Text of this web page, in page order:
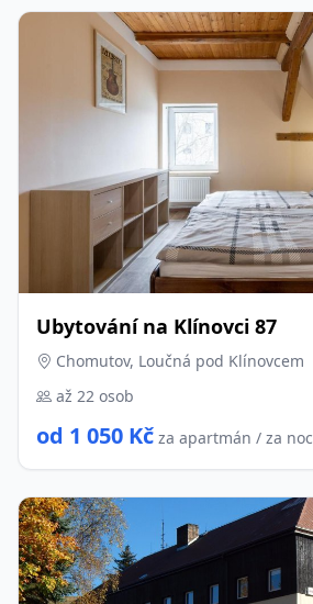
Ubytování na Klínovci 87
Chomutov, Loučná pod Klínovcem
až 22 osob
od 1 050 Kč za apartmán / za noc